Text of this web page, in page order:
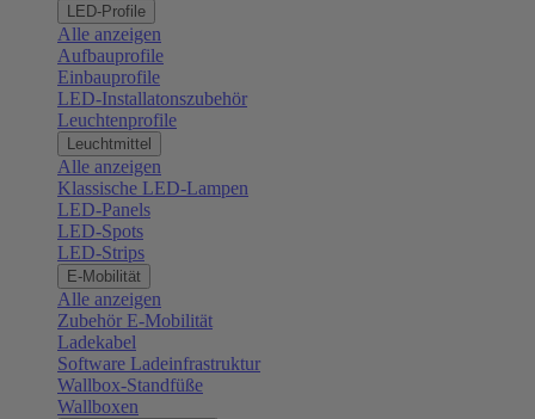
LED-Profile
Alle anzeigen
Aufbauprofile
Einbauprofile
LED-Installatonszubehör
Leuchtenprofile
Leuchtmittel
Alle anzeigen
Klassische LED-Lampen
LED-Panels
LED-Spots
LED-Strips
E-Mobilität
Alle anzeigen
Zubehör E-Mobilität
Ladekabel
Software Ladeinfrastruktur
Wallbox-Standfüße
Wallboxen